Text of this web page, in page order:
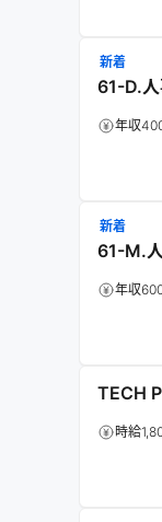
新着
61-D.人
年収
新着
61-M.
年収
TECH
時給